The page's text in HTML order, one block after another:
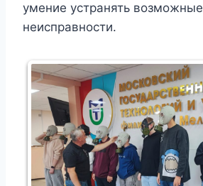
умение устранять возможные
неисправности.